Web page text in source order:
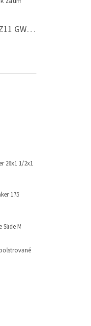
Fischer RC4 RCS Allride + RC4 Z11 GW PR
26x1 1/2x1
175
Slide M